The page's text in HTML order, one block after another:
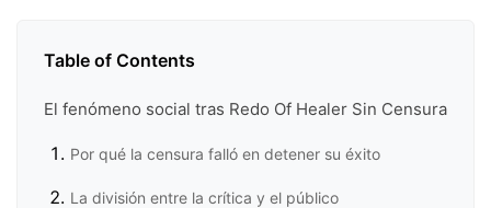
Table of Contents
El fenómeno social tras Redo Of Healer Sin Censura
Por qué la censura falló en detener su éxito
La división entre la crítica y el público